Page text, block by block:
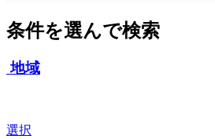
条件を選んで検索
地域
選択